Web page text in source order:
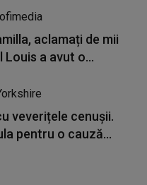
aclamați de mii
Louis a avut o...
veverițele cenușii.
pentru o cauză...